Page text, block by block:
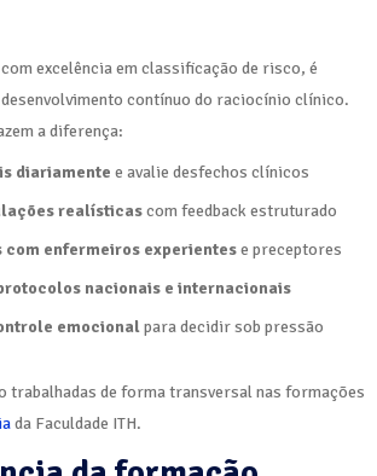
excelência em classificação de risco, é
contínuo do raciocínio clínico.
a diferença:
diariamente e avalie desfechos clínicos
realísticascom feedback estruturado
com enfermeiros experientese preceptores
nacionais e internacionais
emocionalpara decidir sob pressão
trabalhadas de forma transversal nas formações
da Faculdade ITH.